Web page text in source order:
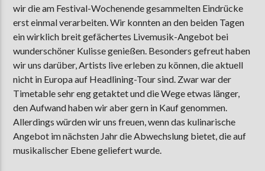
wir die am Festival-Wochenende gesammelten Eindrücke
erst einmal verarbeiten. Wir konnten an den beiden Tagen
ein wirklich breit gefächertes Livemusik-Angebot bei
wunderschöner Kulisse genießen. Besonders gefreut haben
wir uns darüber, Artists live erleben zu können, die aktuell
nicht in Europa auf Headlining-Tour sind. Zwar war der
Timetable sehr eng getaktet und die Wege etwas länger,
den Aufwand haben wir aber gern in Kauf genommen.
Allerdings würden wir uns freuen, wenn das kulinarische
Angebot im nächsten Jahr die Abwechslung bietet, die auf
musikalischer Ebene geliefert wurde.